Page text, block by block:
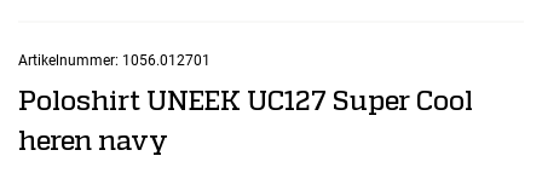
Uitzendbureau?
Artikelnummer: 1056.012701
Poloshirt UNEEK UC127 Super Cool
heren navy